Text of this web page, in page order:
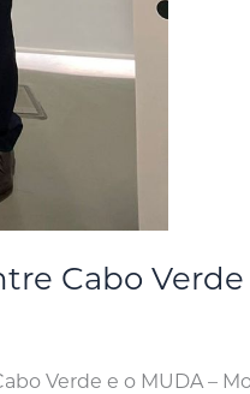
Cabo
Verde e o MUDA –